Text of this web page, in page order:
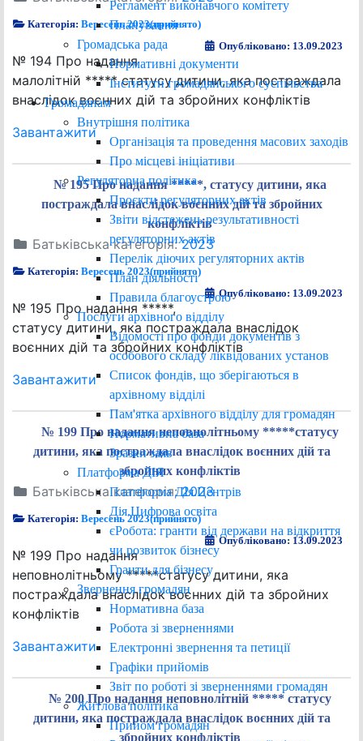
Регламент виконавчого комітету
Планування
Громадська рада
Нормативні документи
Інститути громадянського суспільства
Громадянам
Внутрішня політика
Організація та проведення масових заходів
Про місцеві ініціативи
Регуляторна політика
Проєкти регуляторних актів
Звіти відстежень результативності
регуляторних актів
Перелік діючих регуляторних актів
План діяльності
Правила благоустрою
Послуги архівного відділу
Відомості про фонди документів з
особового складу ліквідованих установ
Список фондів, що зберігаються в
архівному відділі
Пам'ятка архівного відділу для громадян
Нормативна база
Зразки заяв
Платформа ДІЯ
Платформа ДІя.Центрів
Дія.Цифрова освіта
єРобота: гранти від держави на відкриття
чи розвиток бізнесу
Гранти для бізнесу
Звернення громадян
Нормативна база
Робота зі зверненнями
Електронні звернення та петиції
Графіки прийомів
Звіт по роботі зі зверненнями громадян
Житлова політика
Прийом громадян
Категорія:Вересень 2023(прийнято)
Опубліковано: 13.09.2023
№ 194 Про надання
малолітній ***** статусу дитини, яка постраждала
внаслідок воєнних дій та збройних конфліктів
Завантажити
№ 195 Про надання *****, статусу дитини, яка
постраждала внаслідок воєнних дій та збройних
конфліктів
Батьківська категорія:2023
Категорія:Вересень 2023(прийнято)
Опубліковано: 13.09.2023
№ 195 Про надання *****,
статусу дитини, яка постраждала внаслідок
воєнних дій та збройних конфліктів
Завантажити
№ 199 Про надання неповнолітньому *****статусу
дитини, яка постраждала внаслідок воєнних дій та
збройних конфліктів
Батьківська категорія:2023
Категорія:Вересень 2023(прийнято)
Опубліковано: 13.09.2023
№ 199 Про надання
неповнолітньому *****статусу дитини, яка
постраждала внаслідок воєнних дій та збройних
конфліктів
Завантажити
№ 200 Про надання неповнолітній ***** статусу
дитини, яка постраждала внаслідок воєнних дій та
збройних конфліктів